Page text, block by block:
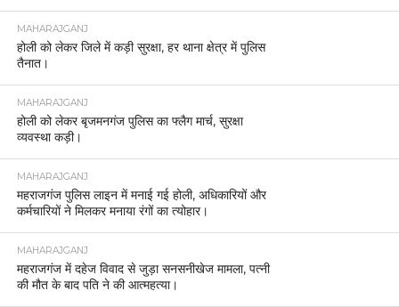
MAHARAJGANJ
होली को लेकर जिले में कड़ी सुरक्षा, हर थाना क्षेत्र में पुलिस
तैनात।
MAHARAJGANJ
होली को लेकर बृजमनगंज पुलिस का फ्लैग मार्च, सुरक्षा
व्यवस्था कड़ी।
MAHARAJGANJ
महराजगंज पुलिस लाइन में मनाई गई होली, अधिकारियों और
कर्मचारियों ने मिलकर मनाया रंगों का त्योहार।
MAHARAJGANJ
महराजगंज में दहेज विवाद से जुड़ा सनसनीखेज मामला, पत्नी
की मौत के बाद पति ने की आत्महत्या।